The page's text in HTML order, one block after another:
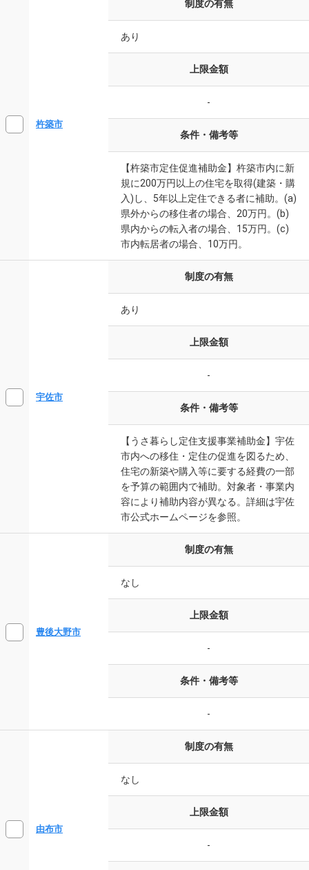
杵築市
制度の有無
あり
上限金額
-
条件・備考等
【杵築市定住促進補助金】杵築市内に新
規に200万円以上の住宅を取得(建築・購
入)し、5年以上定住できる者に補助。(a)
県外からの移住者の場合、20万円。(b)
県内からの転入者の場合、15万円。(c)
市内転居者の場合、10万円。
宇佐市
制度の有無
あり
上限金額
-
条件・備考等
【うさ暮らし定住支援事業補助金】宇佐
市内への移住・定住の促進を図るため、
住宅の新築や購入等に要する経費の一部
を予算の範囲内で補助。対象者・事業内
容により補助内容が異なる。詳細は宇佐
市公式ホームページを参照。
豊後大野市
制度の有無
なし
上限金額
-
条件・備考等
-
由布市
制度の有無
なし
上限金額
-